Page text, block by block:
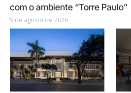
com o ambiente “Torre Paulo”
9 de agosto de 2026